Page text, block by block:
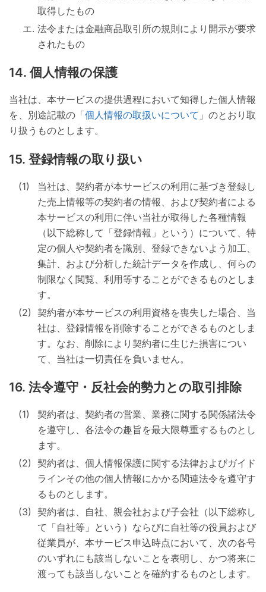
取得したもの
法令または金融商品取引所の規則により開示が要求
されたもの
個人情報の保護
当社は、本サービスの提供過程において知得した個人情報
を、別途記載の「個人情報の取扱いについて 」のとおり取
り扱うものとします。
登録情報の取り扱い
当社は、契約者が本サービスの利用に基づき登録し
た売上情報等の契約者の情報、および契約者による
本サービスの利用に伴い当社が取得した各種情報
（以下総称して「登録情報」という）について、特
定の個人や契約者を識別、登録できないよう加工、
集計、および分析した統計データを作成し、何らの
制限なく閲覧、利用等することができるものとしま
す。
契約者が本サービスの利用資格を喪失した場合、当
社は、登録情報を削除することができるものとしま
す。なお、削除により契約者に生じた損害につい
て、当社は一切責任を負いません。
法令遵守・反社会的勢力との取引排除
契約者は、契約者の営業、業務に関する関係諸法令
を遵守し、各法令の趣旨を最大限尊重するものとし
ます。
契約者は、個人情報保護に関する法律およびガイド
ラインその他の個人情報にかかる関連法令を遵守す
るものとします。
契約者は、自社、親会社および子会社（以下総称し
て「自社等」という）ならびに自社等の役員および
従業員が、本サービス申込時点において、次の各号
のいずれにも該当しないことを表明し、かつ将来に
渡っても該当しないことを確約するものとします。